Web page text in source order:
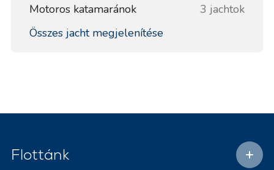
Motoros katamaránok
3 jachtok
Összes jacht megjelenítése
Flottánk